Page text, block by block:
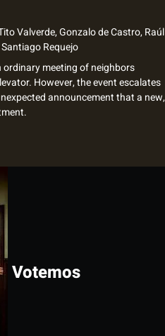
Valverde, Gonzalo de Castro, Raúl
Santiago Requejo
meeting of neighbors
However, the event escalates
announcement that a new,
Votemos